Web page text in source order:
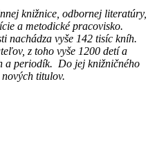
knižnice, odbornej literatúry,
a metodické pracovisko.
nachádza vyše 142 tisíc kníh.
z toho vyše 1200 detí a
a periodík. Do jej knižničného
titulov.